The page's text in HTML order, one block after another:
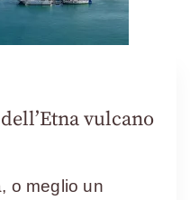
vulcano
o meglio un